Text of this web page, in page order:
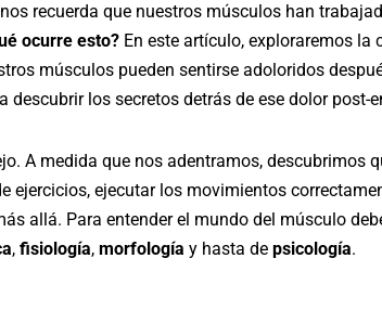
recuerda que nuestros músculos han
ocurre esto? En este artículo, exploraremos la
músculos pueden sentirse adoloridos
descubrir los secretos detrás de ese dolor post-
A medida que nos adentramos, descubrimos
ejercicios, ejecutar los movimientos
allá. Para entender el mundo del músculo
, fisiología, morfología y hasta de psicología.